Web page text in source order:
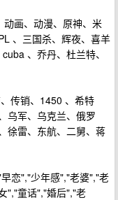
画、动漫、原神、米
、三国杀、辉夜、喜羊
、乔丹、杜兰特、
传销、1450 、希特
乌军、乌克兰、俄罗
徐雷、东航、二舅、蒋
恋","少年感","老婆","老
","童话","婚后","老